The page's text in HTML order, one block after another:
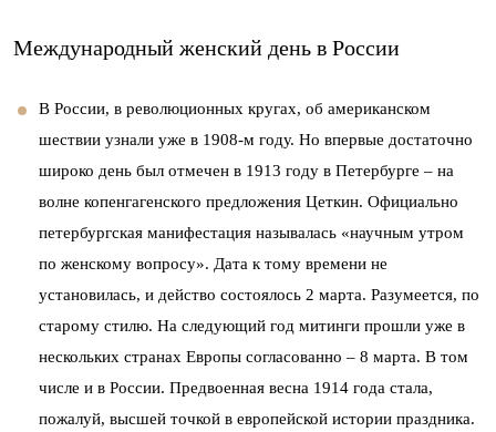
Международный женский день в России
В России, в революционных кругах, об американском
шествии узнали уже в 1908-м году. Но впервые достаточно
широко день был отмечен в 1913 году в Петербурге – на
волне копенгагенского предложения Цеткин. Официально
петербургская манифестация называлась «научным утром
по женскому вопросу». Дата к тому времени не
установилась, и действо состоялось 2 марта. Разумеется, по
старому стилю. На следующий год митинги прошли уже в
нескольких странах Европы согласованно – 8 марта. В том
числе и в России. Предвоенная весна 1914 года стала,
пожалуй, высшей точкой в европейской истории праздника.